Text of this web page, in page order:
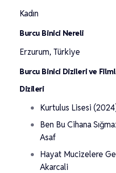
Kadın
Burcu Binici Nereli
Erzurum, Türkiye
Burcu Binici Dizileri ve
Dizileri
Kurtulus Lisesi
Ben Bu Cihana
Asaf
Hayat Mucizelere
Akarcali